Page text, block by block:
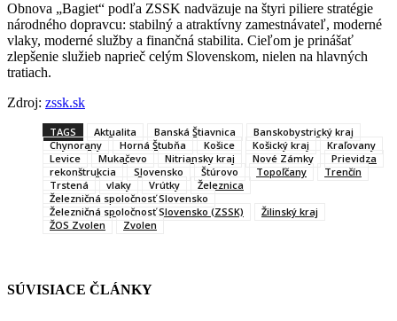
Obnova „Bagiet“ podľa ZSSK nadväzuje na štyri piliere stratégie
národného dopravcu: stabilný a atraktívny zamestnávateľ, moderné
vlaky, moderné služby a finančná stabilita. Cieľom je prinášať
zlepšenie služieb naprieč celým Slovenskom, nielen na hlavných
tratiach.
Zdroj: zssk.sk
TAGS Aktualita Banská Štiavnica
Banskobystrický kraj
Chynorany
Horná Štubňa Košice Košický kraj
Kraľovany
Levice
Mukačevo Nitriansky kraj Nové Zámky
Prievidza
rekonštrukcia
Slovensko Štúrovo Topoľčany
Trenčín
Trstená
vlaky Vrútky
Železnica
Železničná spoločnosť Slovensko
Železničná spoločnosť Slovensko (ZSSK)
Žilinský kraj
ŽOS Zvolen
Zvolen
SÚVISIACE ČLÁNKY